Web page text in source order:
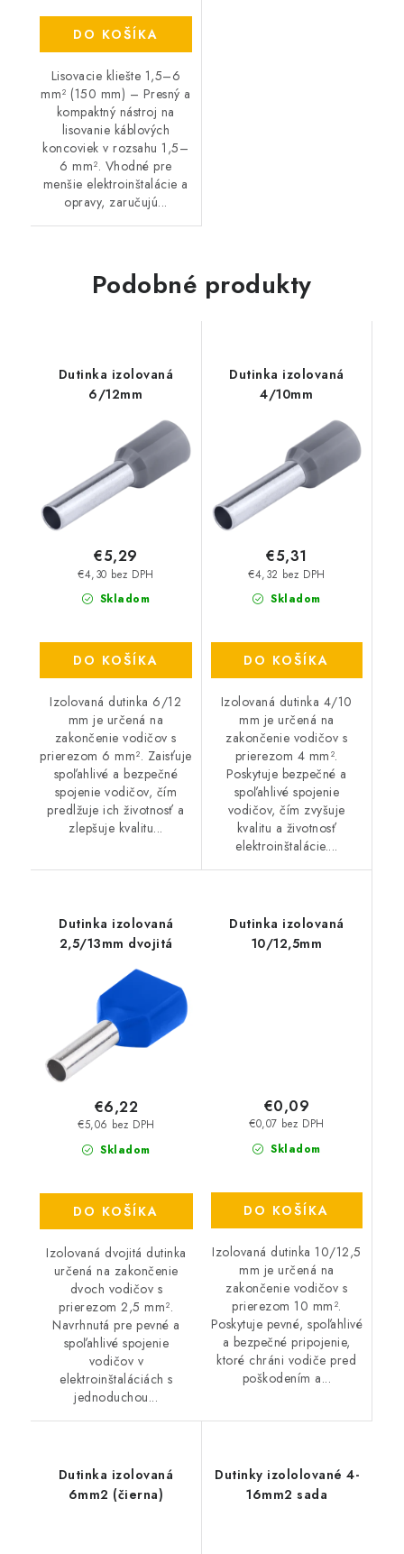
DO KOŠÍKA
Lisovacie kliešte 1,5–6
mm² (150 mm) – Presný a
kompaktný nástroj na
lisovanie káblových
koncoviek v rozsahu 1,5–
6 mm². Vhodné pre
menšie elektroinštalácie a
opravy, zaručujú...
Podobné produkty
Dutinka izolovaná
6/12mm
Skladom
€4,30 bez DPH
€5,29
DO KOŠÍKA
Izolovaná dutinka 6/12
mm je určená na
zakončenie vodičov s
prierezom 6 mm². Zaisťuje
spoľahlivé a bezpečné
spojenie vodičov, čím
predlžuje ich životnosť a
zlepšuje kvalitu...
Dutinka izolovaná
4/10mm
Skladom
€4,32 bez DPH
€5,31
DO KOŠÍKA
Izolovaná dutinka 4/10
mm je určená na
zakončenie vodičov s
prierezom 4 mm².
Poskytuje bezpečné a
spoľahlivé spojenie
vodičov, čím zvyšuje
kvalitu a životnosť
elektroinštalácie....
Dutinka izolovaná
2,5/13mm dvojitá
Skladom
€5,06 bez DPH
€6,22
DO KOŠÍKA
Izolovaná dvojitá dutinka
určená na zakončenie
dvoch vodičov s
prierezom 2,5 mm².
Navrhnutá pre pevné a
spoľahlivé spojenie
vodičov v
elektroinštaláciách s
jednoduchou...
Dutinka izolovaná
10/12,5mm
Skladom
€0,07 bez DPH
€0,09
DO KOŠÍKA
Izolovaná dutinka 10/12,5
mm je určená na
zakončenie vodičov s
prierezom 10 mm².
Poskytuje pevné, spoľahlivé
a bezpečné pripojenie,
ktoré chráni vodiče pred
poškodením a...
Dutinka izolovaná
6mm2 (čierna)
Dutinky izololované 4-
16mm2 sada